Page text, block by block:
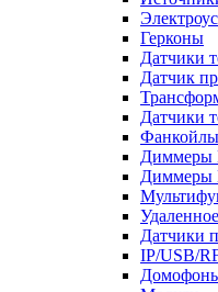
Герконы
Датчики
Датчик
Датчики
Фанкойлы
Диммеры
Диммеры
Датчики
IP/USB/